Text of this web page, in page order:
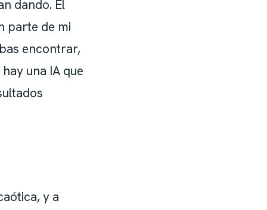
dando. El
parte de mi
encontrar,
una IA que
y a